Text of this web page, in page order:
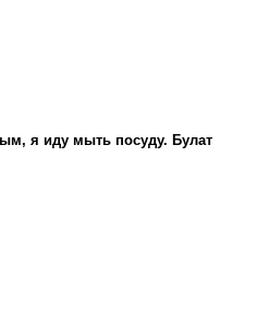
я иду мыть посуду. Булат